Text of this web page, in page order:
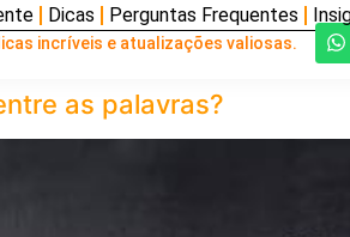
Dicas Perguntas Frequentes
incríveis e atualizações valiosas.
as palavras?